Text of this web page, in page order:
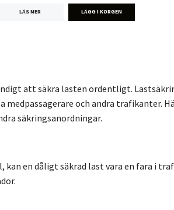
LÄS MER
att säkra lasten ordentligt.
och andra trafikanter.
säkringsanordningar.
en dåligt säkrad last vara en fara i